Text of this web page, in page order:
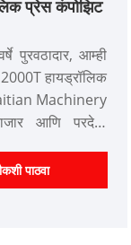
प्रेस कंपोझिट
पुरवठादार, आम्ही
2000T हायड्रॉलिक
Machinery
आणि परदेशी
पाठवा